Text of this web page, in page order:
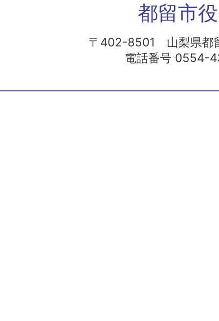
都留市
〒402-8501 山梨県都
電話番号 0554-